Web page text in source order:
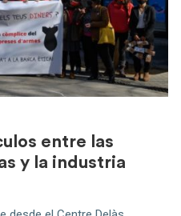
entre las
y la industria